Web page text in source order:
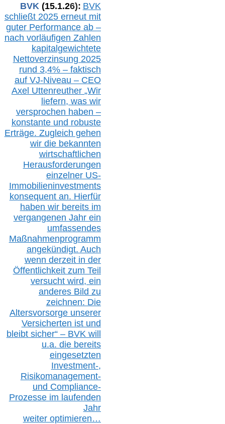
BVK (15.1.26): BVK
schließt 2025 erneut mit
guter Performance ab –
nach vorläufigen Zahlen
kapitalgewichtete
Nettoverzinsung 2025
rund 3,4% – faktisch
auf VJ-Niveau – CEO
Axel Uttenreuther „Wir
liefern, was wir
versprochen haben –
konstante und robuste
Erträge. Zugleich gehen
wir die bekannten
wirtschaftlichen
Herausforderungen
einzelner US-
Immobilieninvestments
konsequent an. Hierfür
haben wir bereits im
vergangenen Jahr ein
umfassendes
Maßnahmenprogramm
angekündigt. Auch
wenn derzeit in der
Öffentlichkeit zum Teil
versucht wird, ein
anderes Bild zu
zeichnen: Die
Altersvorsorge unserer
Versicherten ist und
bleibt sicher“ – BVK will
u.a. die bereits
eingesetzten
Investment-,
Risikomanagement-
und Compliance-
Prozesse im laufenden
Jahr
weiter optimieren…